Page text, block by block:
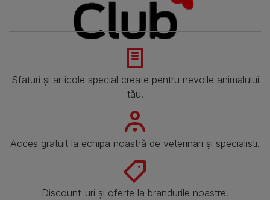
Sfaturi și articole special create pentru nevoile animalului
tău.
Acces gratuit la echipa noastră de veterinari și specialiști.
Discount-uri și oferte la brandurile noastre.